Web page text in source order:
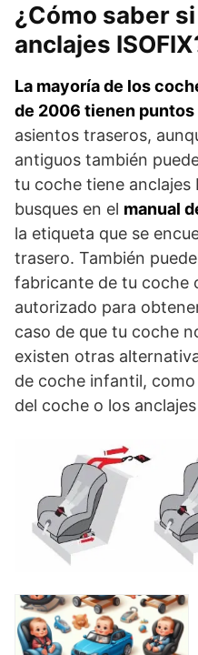
¿Cómo saber
anclajes
La mayoría de los
de 2006 tienen puntos
asientos traseros,
antiguos también
tu coche tiene anclajes
busques en el manual
la etiqueta que se
trasero. También
fabricante de tu coche
autorizado para
caso de que tu coche
existen otras
de coche infantil,
del coche o los anclajes